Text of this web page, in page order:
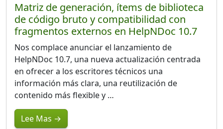
Matriz de generación, ítems de biblioteca
de código bruto y compatibilidad con
fragmentos externos en HelpNDoc 10.7
Nos complace anunciar el lanzamiento de
HelpNDoc 10.7, una nueva actualización centrada
en ofrecer a los escritores técnicos una
información más clara, una reutilización de
contenido más flexible y …
Lee Mas →